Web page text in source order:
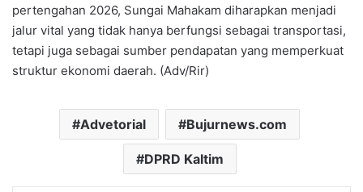
pertengahan 2026, Sungai Mahakam diharapkan menjadi
jalur vital yang tidak hanya berfungsi sebagai transportasi,
tetapi juga sebagai sumber pendapatan yang memperkuat
struktur ekonomi daerah. (Adv/Rir)
Advetorial Bujurnews.com
DPRD Kaltim